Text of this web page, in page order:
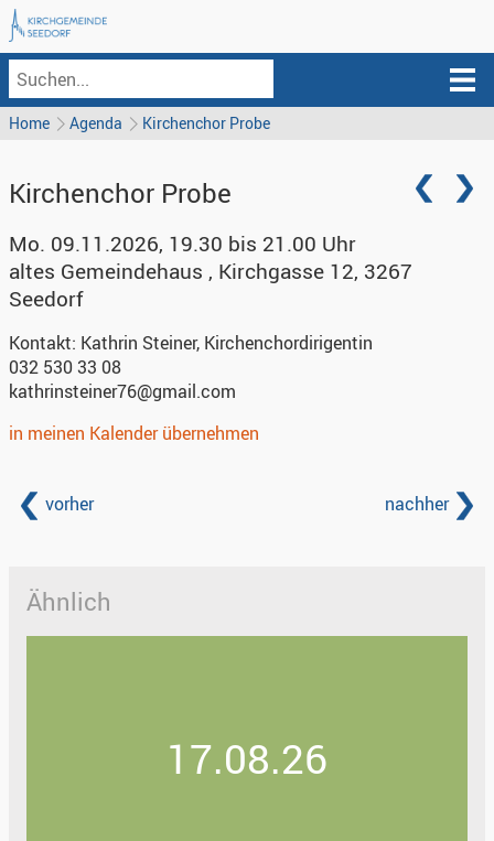
Home Agenda Kirchenchor Probe
Kirchenchor Probe
Mo. 09.11.2026, 19.30 bis 21.00 Uhr
altes Gemeindehaus , Kirchgasse 12, 3267
Seedorf
Kontakt: Kathrin Steiner, Kirchenchordirigentin
032 530 33 08
kathrinsteiner76@gmail.com
in meinen Kalender übernehmen
vorher nachher
Ähnlich
17.08.26